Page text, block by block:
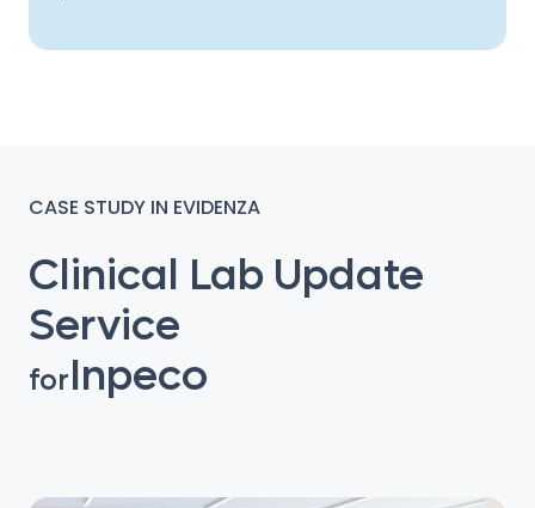
CASE STUDY IN EVIDENZA
Clinical Lab Update
Service
forInpeco